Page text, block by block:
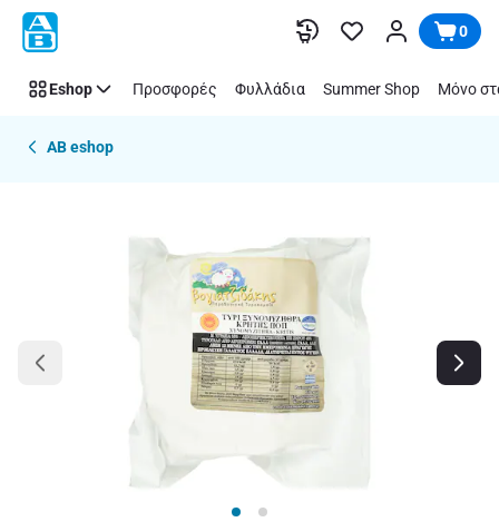
Παράλειψη 0
Eshop Προσφορές Φυλλάδια Summer Shop Μόνο
AB eshop